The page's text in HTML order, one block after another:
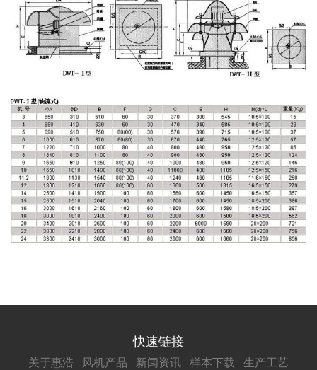
快速链接
关于惠浩 风机产品 新闻资讯 样本下载
生产工艺